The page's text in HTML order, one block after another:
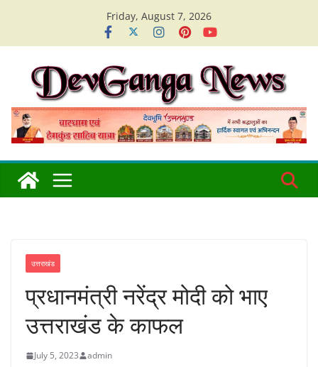
content
Friday, August 7, 2026
उत्तराखंड
प्रधानमंत्री नरेंद्र मोदी को भाए
उत्तराखंड के काफल
July 5, 2023 admin